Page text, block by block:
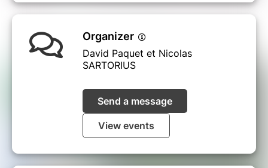
Organizer
David Paquet et Nicolas
SARTORIUS
Send a message
View events